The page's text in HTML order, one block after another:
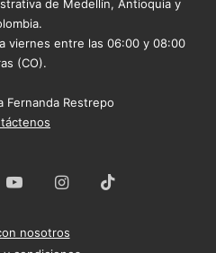
de Medellín, Antioquia y
viernes entre las 06:00 y 08:00
(CO).
Fernanda Restrepo
YouTubeInstagram
nosotros